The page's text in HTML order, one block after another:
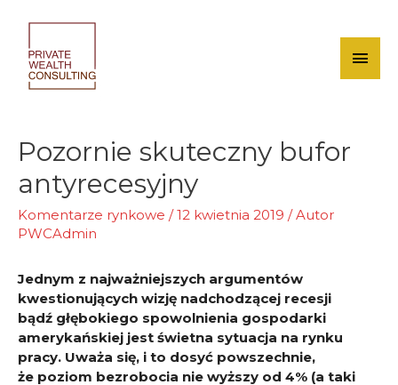
content
Main
Pozornie skuteczny bufor
antyrecesyjny
Komentarze rynkowe /12 kwietnia 2019 / Autor
PWCAdmin
Jednym z najważniejszych argumentów
kwestionujących wizję nadchodzącej recesji
bądź głębokiego spowolnienia gospodarki
amerykańskiej jest świetna sytuacja na rynku
pracy. Uważa się, i to dosyć powszechnie,
że poziom bezrobocia nie wyższy od 4% (a taki